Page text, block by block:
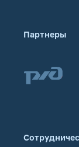
Партнеры